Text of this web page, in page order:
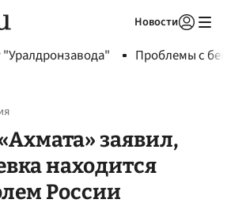
Новости
Проблемы с
заявил,
находится
России